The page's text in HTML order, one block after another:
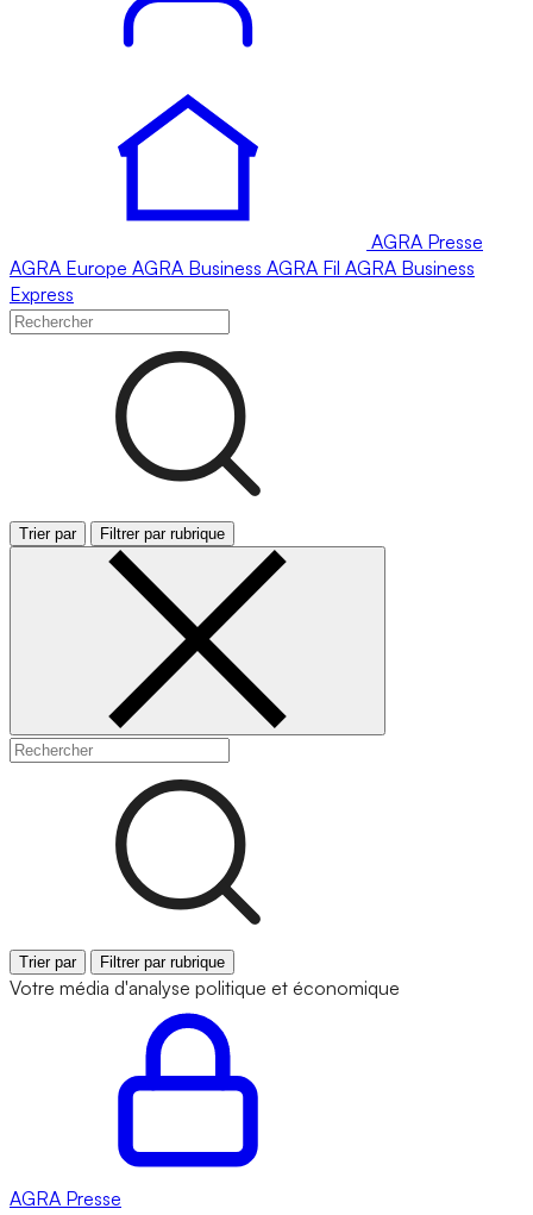
AGRA Presse
AGRA Europe AGRA Business AGRA Fil AGRA Business
Express
Trier par Filtrer par rubrique
Trier par Filtrer par rubrique
Votre média d'analyse politique et économique
AGRA Presse